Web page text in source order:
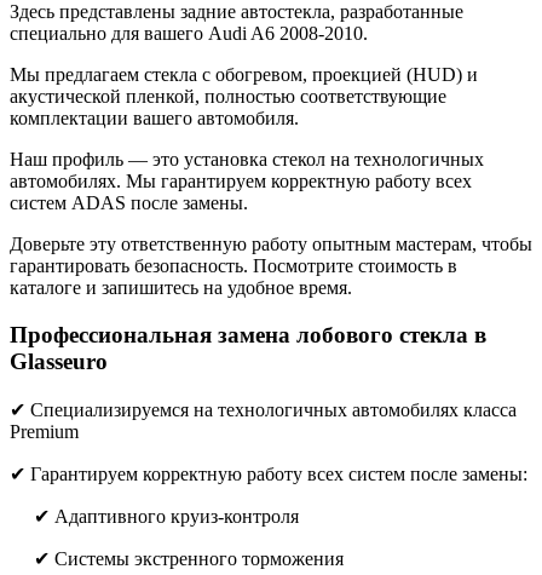
Здесь представлены задние автостекла, разработанные
специально для вашего Audi A6 2008-2010.
Мы предлагаем стекла с обогревом, проекцией (HUD) и
акустической пленкой, полностью соответствующие
комплектации вашего автомобиля.
Наш профиль — это установка стекол на технологичных
автомобилях. Мы гарантируем корректную работу всех
систем ADAS после замены.
Доверьте эту ответственную работу опытным мастерам, чтобы
гарантировать безопасность. Посмотрите стоимость в
каталоге и запишитесь на удобное время.
Профессиональная замена лобового стекла в
Glasseuro
✔ Специализируемся на технологичных автомобилях класса
Premium
✔ Гарантируем корректную работу всех систем после замены:
✔ Адаптивного круиз-контроля
✔ Системы экстренного торможения